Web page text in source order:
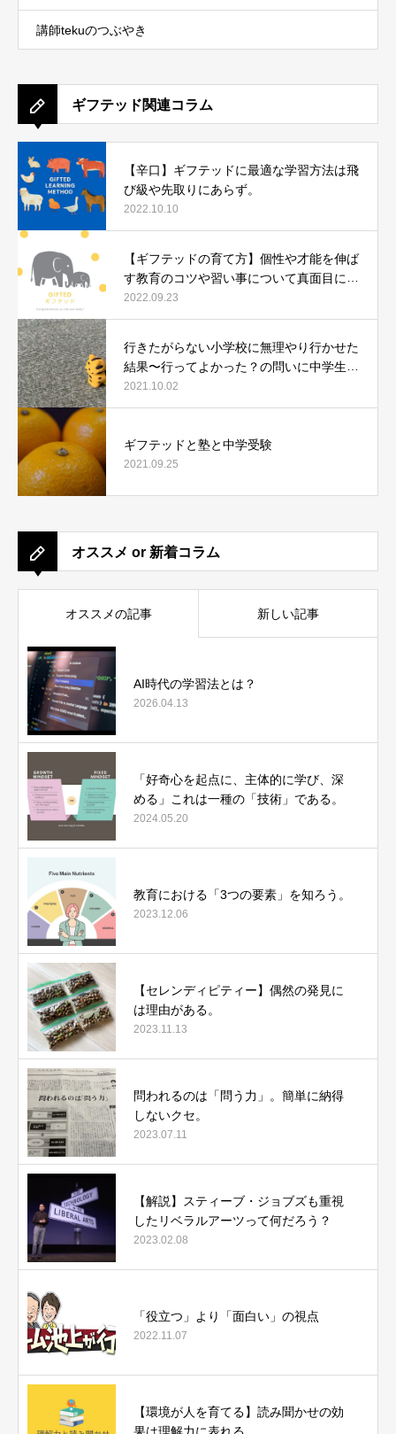
講師tekuのつぶやき
ギフテッド関連コラム
【辛口】ギフテッドに最適な学習方法は飛
び級や先取りにあらず。
2022.10.10
【ギフテッドの育て方】個性や才能を伸ば
す教育のコツや習い事について真面目に語
ります。
2022.09.23
行きたがらない小学校に無理やり行かせた
結果〜行ってよかった？の問いに中学生に
なった今、どう答えたか〜
2021.10.02
ギフテッドと塾と中学受験
2021.09.25
オススメ or 新着コラム
オススメの記事 新しい記事
AI時代の学習法とは？
2026.04.13
「好奇心を起点に、主体的に学び、深
める」これは一種の「技術」である。
2024.05.20
教育における「3つの要素」を知ろう。
2023.12.06
【セレンディピティー】偶然の発見に
は理由がある。
2023.11.13
問われるのは「問う力」。簡単に納得
しないクセ。
2023.07.11
【解説】スティーブ・ジョブズも重視
したリベラルアーツって何だろう？
2023.02.08
「役立つ」より「面白い」の視点
2022.11.07
【環境が人を育てる】読み聞かせの効